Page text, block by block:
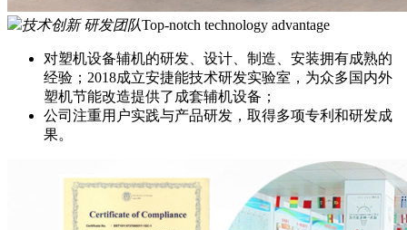
技术创新 研发团队Top-notch technology advantage
对塑机设备辅机的研发、设计、制造、安装拥有成熟的
经验；2018成立安捷能技术研发实验室，为众多国内外
塑机节能改造提供了成套辅机设备；
公司注重用户实践与产品研发，取得多项专利和研发成
果。